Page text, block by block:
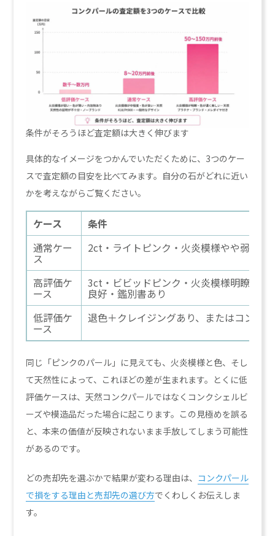
条件がそろうほど査定額は大きく伸びます
具体的なイメージをつかんでいただくために、3つのケー
スで査定額の目安を比べてみます。自分の石がどれに近い
かを考えながらご覧ください。
ケース
条件
通常ケー
ス
2ct・ライトピンク・火炎模様やや弱め・
高評価ケ
ース
3ct・ビビッドピンク・火炎模様明瞭・シ
良好・鑑別書あり
低評価ケ
ース
退色＋クレイジングあり、またはコンク
同じ「ピンクのパール」に見えても、火炎模様と色、そし
て天然性によって、これほどの差が生まれます。とくに低
評価ケースは、天然コンクパールではなくコンクシェルビ
ーズや模造品だった場合に起こります。この見極めを誤る
と、本来の価値が反映されないまま手放してしまう可能性
があるのです。
どの売却先を選ぶかで結果が変わる理由は、 コンクパール
で損をする理由と売却先の選び方でくわしくお伝えしま
す。